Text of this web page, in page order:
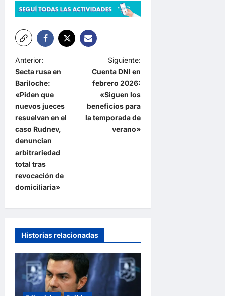
N
a
v
e
g
a
c
i
ó
e
t
Anterior:
Secta rusa en
Bariloche:
«Piden que
nuevos jueces
resuelvan en el
caso Rudnev,
denuncian
arbitrariedad
total tras
revocación de
domiciliaria»
Siguiente:
Cuenta DNI en
febrero 2026:
«Siguen los
beneficios para
la temporada de
verano»
Historias relacionadas